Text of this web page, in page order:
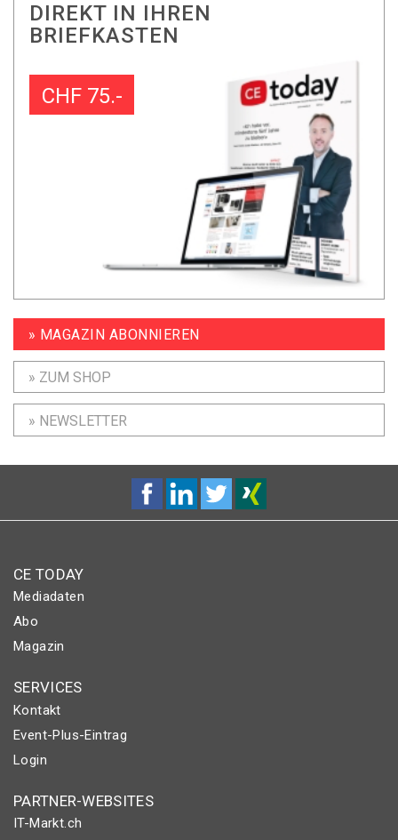
DIREKT IN IHREN
BRIEFKASTEN
CHF 75.-
» MAGAZIN ABONNIEREN
» ZUM SHOP
» NEWSLETTER
CE TODAY
Mediadaten
Abo
Magazin
SERVICES
Kontakt
Event-Plus-Eintrag
Login
PARTNER-WEBSITES
IT-Markt.ch